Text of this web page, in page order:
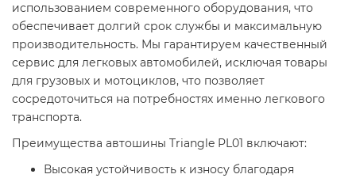
использованием современного оборудования, что
обеспечивает долгий срок службы и максимальную
производительность. Мы гарантируем качественный
сервис для легковых автомобилей, исключая товары
для грузовых и мотоциклов, что позволяет
сосредоточиться на потребностях именно легкового
транспорта.
Преимущества автошины Triangle PL01 включают:
Высокая устойчивость к износу благодаря